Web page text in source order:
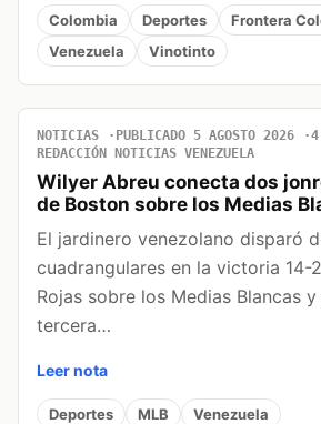
Colombia Deportes
Frontera
Venezuela
Vinotinto
NOTICIAS PUBLICADO 5 AGOSTO 2026
4
REDACCIÓN NOTICIAS VENEZUELA
Wilyer Abreu conecta dos
de Boston sobre los Medias
El jardinero venezolano disparó
cuadrangulares en la victoria 14-
Rojas sobre los Medias Blancas
tercera…
Leer nota
Deportes MLB Venezuela